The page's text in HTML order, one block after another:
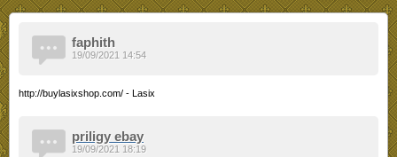
faphith
http://buylasixshop.com/ - Lasix
19/09/2021 14:54
priligy ebay
19/09/2021 18:19